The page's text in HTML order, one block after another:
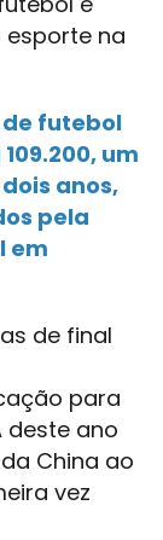
na
de futebol
um
anos,
pela
em
de final
para
deste ano
China ao
vez